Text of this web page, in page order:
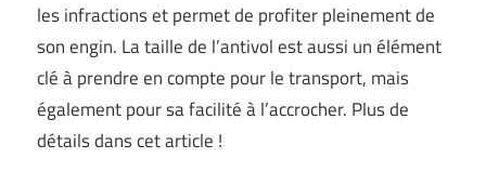
les infractions et permet de profiter pleinement de
son engin. La taille de l’antivol est aussi un élément
clé à prendre en compte pour le transport, mais
également pour sa facilité à l’accrocher. Plus de
détails dans cet article !